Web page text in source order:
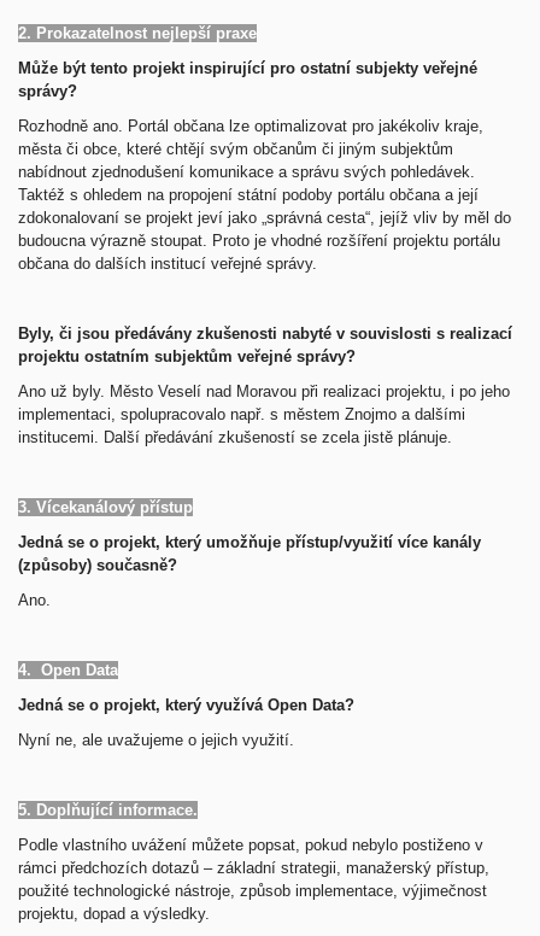
2. Prokazatelnost nejlepší praxe
Může být tento projekt inspirující pro ostatní subjekty veřejné
správy?
Rozhodně ano. Portál občana lze optimalizovat pro jakékoliv kraje,
města či obce, které chtějí svým občanům či jiným subjektům
nabídnout zjednodušení komunikace a správu svých pohledávek.
Taktéž s ohledem na propojení státní podoby portálu občana a její
zdokonalovaní se projekt jeví jako „správná cesta“, jejíž vliv by měl do
budoucna výrazně stoupat. Proto je vhodné rozšíření projektu portálu
občana do dalších institucí veřejné správy.
Byly, či jsou předávány zkušenosti nabyté v souvislosti s realizací
projektu ostatním subjektům veřejné správy?
Ano už byly. Město Veselí nad Moravou při realizaci projektu, i po jeho
implementaci, spolupracovalo např. s městem Znojmo a dalšími
institucemi. Další předávání zkušeností se zcela jistě plánuje.
3. Vícekanálový přístup
Jedná se o projekt, který umožňuje přístup/využití více kanály
(způsoby) současně?
Ano.
4. Open Data
Jedná se o projekt, který využívá Open Data?
Nyní ne, ale uvažujeme o jejich využití.
5. Doplňující informace.
Podle vlastního uvážení můžete popsat, pokud nebylo postiženo v
rámci předchozích dotazů – základní strategii, manažerský přístup,
použité technologické nástroje, způsob implementace, výjimečnost
projektu, dopad a výsledky.